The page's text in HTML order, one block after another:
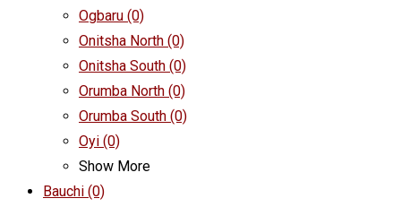
Ogbaru (0)
Onitsha North (0)
Onitsha South (0)
Orumba North (0)
Orumba South (0)
Oyi (0)
Show More
Bauchi (0)